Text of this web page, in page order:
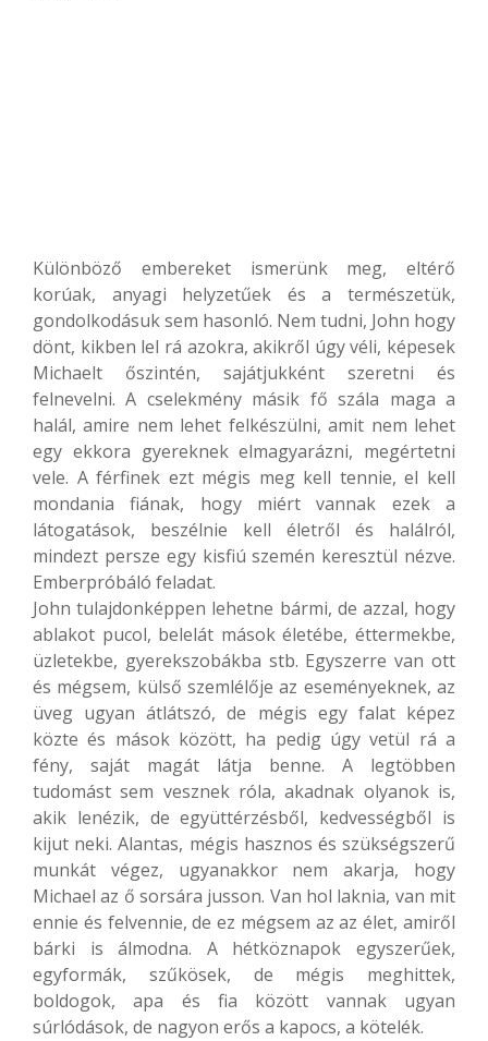
Különböző embereket ismerünk meg, eltérő
korúak, anyagi helyzetűek és a természetük,
gondolkodásuk sem hasonló. Nem tudni, John hogy
dönt, kikben lel rá azokra, akikről úgy véli, képesek
Michaelt őszintén, sajátjukként szeretni és
felnevelni. A cselekmény másik fő szála maga a
halál, amire nem lehet felkészülni, amit nem lehet
egy ekkora gyereknek elmagyarázni, megértetni
vele. A férfinek ezt mégis meg kell tennie, el kell
mondania fiának, hogy miért vannak ezek a
látogatások, beszélnie kell életről és halálról,
mindezt persze egy kisfiú szemén keresztül nézve.
Emberpróbáló feladat.
John tulajdonképpen lehetne bármi, de azzal, hogy
ablakot pucol, belelát mások életébe, éttermekbe,
üzletekbe, gyerekszobákba stb. Egyszerre van ott
és mégsem, külső szemlélője az eseményeknek, az
üveg ugyan átlátszó, de mégis egy falat képez
közte és mások között, ha pedig úgy vetül rá a
fény, saját magát látja benne. A legtöbben
tudomást sem vesznek róla, akadnak olyanok is,
akik lenézik, de együttérzésből, kedvességből is
kijut neki. Alantas, mégis hasznos és szükségszerű
munkát végez, ugyanakkor nem akarja, hogy
Michael az ő sorsára jusson. Van hol laknia, van mit
ennie és felvennie, de ez mégsem az az élet, amiről
bárki is álmodna. A hétköznapok egyszerűek,
egyformák, szűkösek, de mégis meghittek,
boldogok, apa és fia között vannak ugyan
súrlódások, de nagyon erős a kapocs, a kötelék.